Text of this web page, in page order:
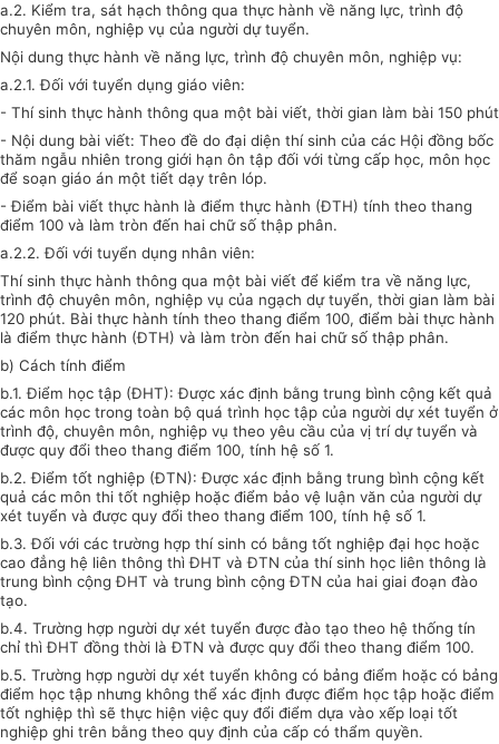
a.2. Kiểm tra, sát hạch thông qua thực hành về năng lực, trình độ
chuyên môn, nghiệp vụ của người dự tuyển.
Nội dung thực hành về năng lực, trình độ chuyên môn, nghiệp vụ:
a.2.1. Đối với tuyển dụng giáo viên:
- Thí sinh thực hành thông qua một bài viết, thời gian làm bài 150 phút
- Nội dung bài viết: Theo đề do đại diện thí sinh của các Hội đồng bốc
thăm ngẫu nhiên trong giới hạn ôn tập đối với từng cấp học, môn học
để soạn giáo án một tiết dạy trên lóp.
-Điểm bài viết thực hành là điểm thực hành (ĐTH) tính theo thang
điểm 100 và làm tròn đến hai chữ số thập phân.
a.2.2.Đối với tuyển dụng nhân viên:
Thí sinh thực hành thông qua một bài viết để kiểm tra về năng lực,
trình độ chuyên môn, nghiệp vụ của ngạch dự tuyển, thời gian làm bài
120 phút. Bài thực hành tính theo thang điểm 100, điểm bài thực hành
là điểm thực hành (ĐTH) và làm tròn đến hai chữ số thập phân.
b) Cách tính điểm
b.1. Điểm học tập (ĐHT): Được xác định bằng trung bình cộng kết quả
các môn học trong toàn bộ quá trình học tập của người dự xét tuyển ở
trình độ, chuyên môn, nghiệp vụ theo yêu cầu của vị trí dự tuyển và
được quy đổi theo thang điểm 100, tính hệ số 1.
b.2. Điểm tốt nghiệp (ĐTN): Được xác định bằng trung bình cộng kết
quả các môn thi tốt nghiệp hoặc điểm bảo vệ luận văn của người dự
xét tuyển và được quy đổi theo thang điểm 100, tính hệ số 1.
b.3. Đối với các trường hợp thí sinh có bằng tốt nghiệp đại học hoặc
cao đẳng hệ liên thông thì ĐHT và ĐTN của thí sinh học liên thông là
trung bình cộng ĐHT và trung bình cộng ĐTN của hai giai đoạn đào
tạo.
b.4. Trường hợp người dự xét tuyển được đào tạo theo hệ thống tín
chỉ thì ĐHT đồng thời là ĐTN và được quy đổi theo thang điểm 100.
b.5. Trường hợp người dự xét tuyển không có bảng điểm hoặc có bảng
điểm học tập nhưng không thể xác định được điểm học tập hoặc điểm
tốt nghiệp thì sẽ thực hiện việc quy đổi điểm dựa vào xếp loại tốt
nghiệp ghi trên bằng theo quy định của cấp có thẩm quyền.